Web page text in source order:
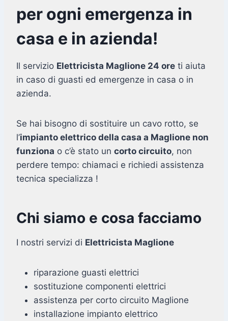
per ogni emergenza in
casa e in azienda!
Il servizio Elettricista Maglione 24 ore ti aiuta
in caso di guasti ed emergenze in casa o in
azienda.
Se hai bisogno di sostituire un cavo rotto, se
l’impianto elettrico della casa a Maglione non
funziona o c’è stato un corto circuito, non
perdere tempo: chiamaci e richiedi assistenza
tecnica specializza !
Chi siamo e cosa facciamo
I nostri servizi di Elettricista Maglione
riparazione guasti elettrici
sostituzione componenti elettrici
assistenza per corto circuito Maglione
installazione impianto elettrico